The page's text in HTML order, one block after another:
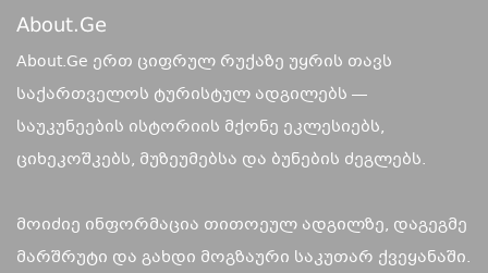
About.ge
About.Ge ერთ ციფრულ რუქაზე უყრის თავს
საქართველოს ტურისტულ ადგილებს —
საუკუნეების ისტორიის მქონე ეკლესიებს,
ციხეკოშკებს, მუზეუმებსა და ბუნების ძეგლებს.
მოიძიე ინფორმაცია თითოეულ ადგილზე, დაგეგმე
მარშრუტი და გახდი მოგზაური საკუთარ ქვეყანაში.